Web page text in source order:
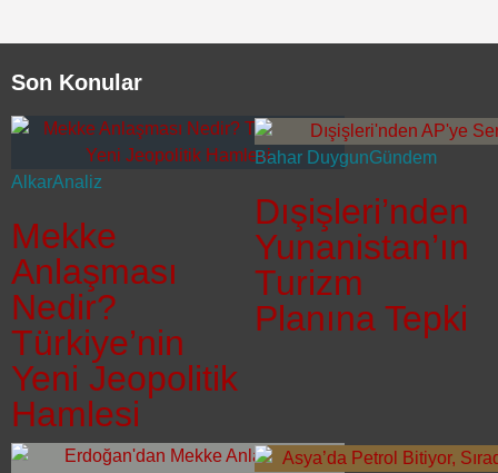
Son Konular
AlkarAnaliz
Mekke
Anlaşması
Nedir?
Türkiye’nin
Yeni Jeopolitik
Hamlesi
Bahar DuygunGündem
Dışişleri’nden
Yunanistan’ın
Turizm
Planına Tepki